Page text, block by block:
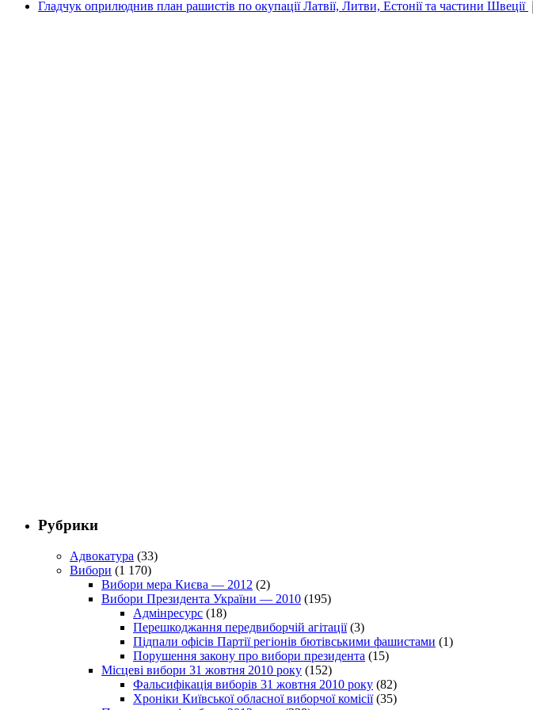
Гладчук оприлюднив план рашистів по окупації Латвії, Литви, Естонії та частини Швеції
Рубрики
Адвокатура (33)
Вибори (1 170)
Вибори мера Києва — 2012 (2)
Вибори Президента України — 2010 (195)
Адмінресурс (18)
Перешкоджання передвиборчій агітації(3)
Підпали офісів Партії регіонів бютівськими фашистами (1)
Порушення закону про вибори президента (15)
Місцеві вибори 31 жовтня 2010 року (152)
Фальсифікація виборів 31 жовтня 2010 року (82)
Хроніки Київської обласної виборчої комісії(35)